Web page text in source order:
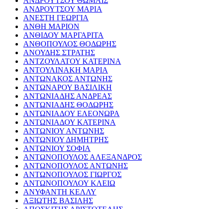
ΑΝΔΡΟΥΤΣΟΥ ΜΑΡΙΑ
ΑΝΕΣΤΗ ΓΕΩΡΓΙΑ
ΑΝΘΗ ΜΑΡΙΟΝ
ΑΝΘΙΔΟΥ ΜΑΡΓΑΡΙΤΑ
ΑΝΘΟΠΟΥΛΟΣ ΘΟΔΩΡΗΣ
ΑΝΟΥΔΗΣ ΣΤΡΑΤΗΣ
ΑΝΤΖΟΥΛΑΤΟΥ ΚΑΤΕΡΙΝΑ
ΑΝΤΟΥΛΙΝΑΚΗ ΜΑΡΙΑ
ΑΝΤΩΝΑΚΟΣ ΑΝΤΩΝΗΣ
ΑΝΤΩΝΑΡΟΥ ΒΑΣΙΛΙΚΗ
ΑΝΤΩΝΙΑΔΗΣ ΑΝΔΡΕΑΣ
ΑΝΤΩΝΙΑΔΗΣ ΘΟΔΩΡΗΣ
ΑΝΤΩΝΙΑΔΟΥ ΕΛΕΟΝΩΡΑ
ΑΝΤΩΝΙΑΔΟΥ ΚΑΤΕΡΙΝΑ
ΑΝΤΩΝΙΟΥ ΑΝΤΩΝΗΣ
ΑΝΤΩΝΙΟΥ ΔΗΜΗΤΡΗΣ
ΑΝΤΩΝΙΟΥ ΣΟΦΙΑ
ΑΝΤΩΝΟΠΟΥΛΟΣ ΑΛΕΞΑΝΔΡΟΣ
ΑΝΤΩΝΟΠΟΥΛΟΣ ΑΝΤΩΝΗΣ
ΑΝΤΩΝΟΠΟΥΛΟΣ ΓΙΩΡΓΟΣ
ΑΝΤΩΝΟΠΟΥΛΟΥ ΚΛΕΙΩ
ΑΝΥΦΑΝΤΗ ΚΕΛΛΥ
ΑΞΙΩΤΗΣ ΒΑΣΙΛΗΣ